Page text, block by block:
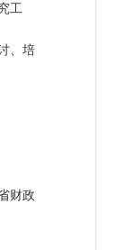
工
、培
财政